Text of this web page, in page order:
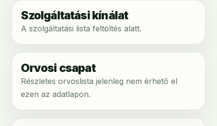
Szolgáltatási kínálat
A szolgáltatási lista feltöltés alatt.
Orvosi csapat
Részletes orvoslista jelenleg nem érhető el
ezen az adatlapon.